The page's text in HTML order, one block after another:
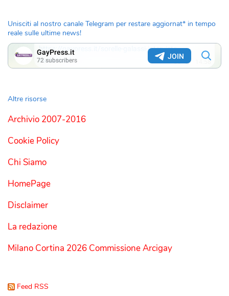
Unisciti al nostro canale Telegram per restare aggiornat* in tempo
reale sulle ultime news!
Altre risorse
Archivio 2007-2016
Cookie Policy
Chi Siamo
HomePage
Disclaimer
La redazione
Milano Cortina 2026 Commissione Arcigay
Feed RSS